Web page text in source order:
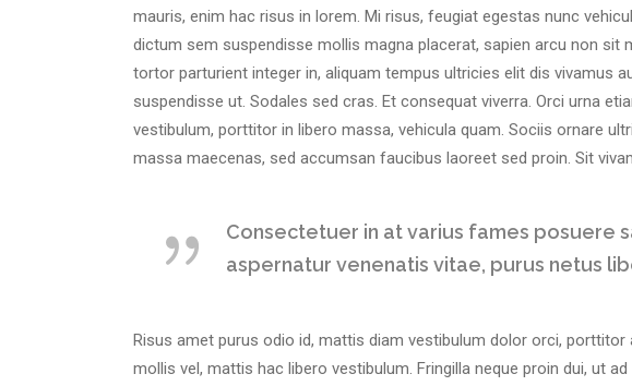
mauris, enim hac risus in lorem. Mi risus, feugiat egestas nunc
dictum sem suspendisse mollis magna placerat, sapien arcu non sit
tortor parturient integer in, aliquam tempus ultricies elit dis vivamus
suspendisse ut. Sodales sed cras. Et consequat viverra. Orci urna
vestibulum, porttitor in libero massa, vehicula quam. Sociis ornare
massa maecenas, sed accumsan faucibus laoreet sed proin. Sit
Consectetuer in at varius fames posuere
aspernatur venenatis vitae, purus netus
Risus amet purus odio id, mattis diam vestibulum dolor orci, porttitor
mollis vel, mattis hac libero vestibulum. Fringilla neque proin dui, ut